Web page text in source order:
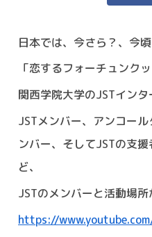
日本では、今さら？、今
「恋するフォーチュンク
関西学院大学のJSTイン
JSTメンバー、アンコー
ンバー、そしてJSTの支
ど、
JSTのメンバーと活動場
https://